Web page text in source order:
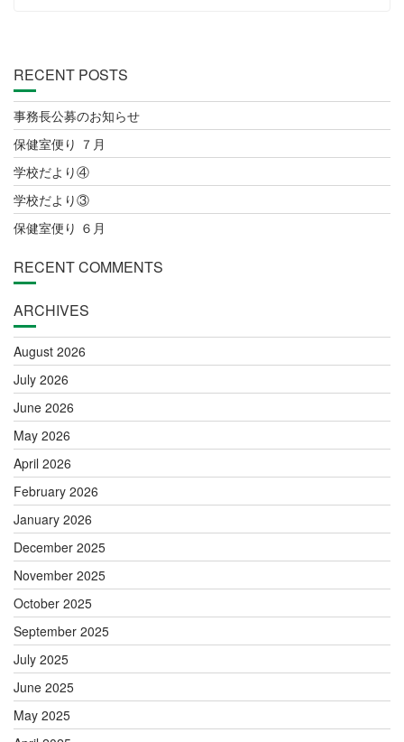
RECENT POSTS
事務長公募のお知らせ
保健室便り ７月
学校だより④
学校だより③
保健室便り ６月
RECENT COMMENTS
ARCHIVES
August 2026
July 2026
June 2026
May 2026
April 2026
February 2026
January 2026
December 2025
November 2025
October 2025
September 2025
July 2025
June 2025
May 2025